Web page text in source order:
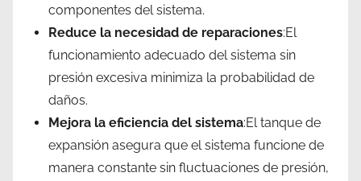
componentes del sistema.
Reduce la necesidad de reparaciones:El
funcionamiento adecuado del sistema sin
presión excesiva minimiza la probabilidad de
daños.
Mejora la eficiencia del sistema:El tanque de
expansión asegura que el sistema funcione de
manera constante sin fluctuaciones de presión,